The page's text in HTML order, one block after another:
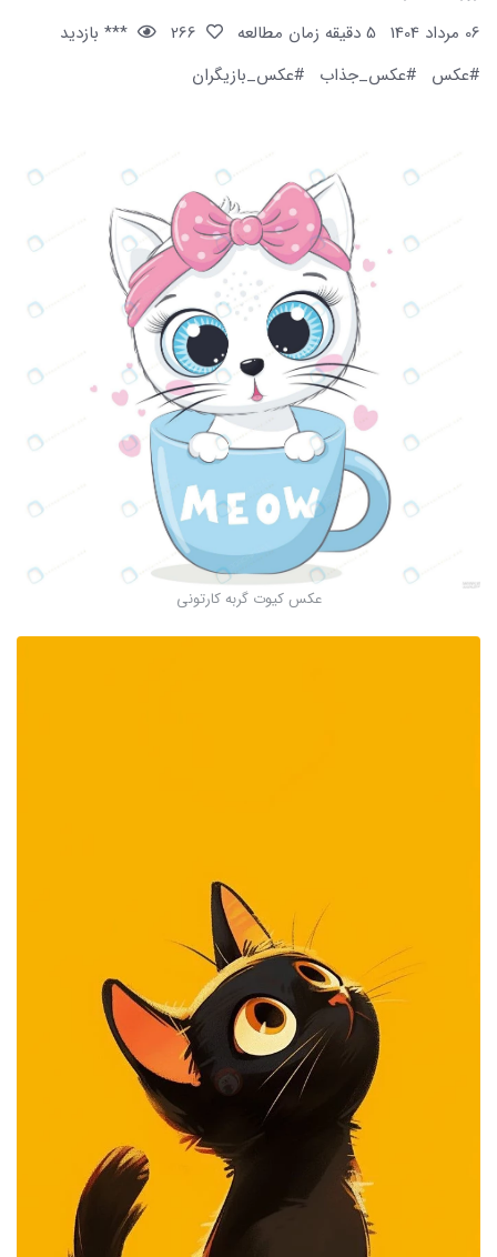
06 مرداد 1404
5 دقیقه زمان مطالعه
*** بازدید
#عکس
#عکس_جذاب #عکس_بازیگران
عکس کیوت گربه کارتونی